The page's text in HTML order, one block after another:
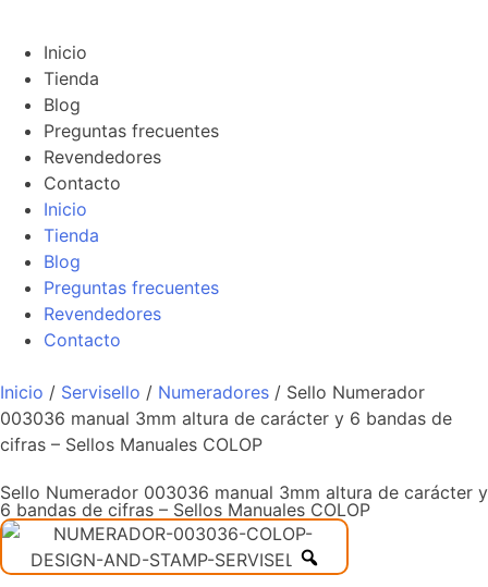
Inicio
Tienda
Blog
Preguntas frecuentes
Revendedores
Contacto
Inicio
Tienda
Blog
Preguntas frecuentes
Revendedores
Contacto
Inicio / Servisello / Numeradores / Sello Numerador
003036 manual 3mm altura de carácter y 6 bandas de
cifras – Sellos Manuales COLOP
Sello Numerador 003036 manual 3mm altura de carácter y
6 bandas de cifras – Sellos Manuales COLOP